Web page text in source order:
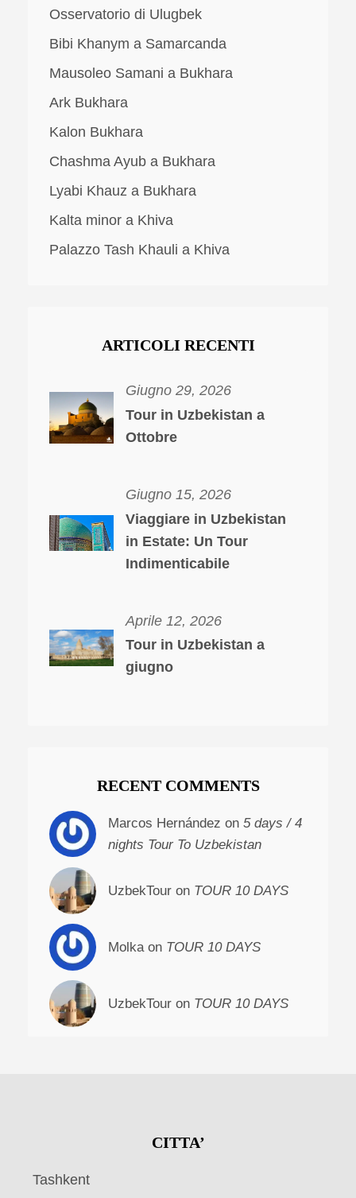
Osservatorio di Ulugbek
Bibi Khanym a Samarcanda
Mausoleo Samani a Bukhara
Ark Bukhara
Kalon Bukhara
Chashma Ayub a Bukhara
Lyabi Khauz a Bukhara
Kalta minor a Khiva
Palazzo Tash Khauli a Khiva
ARTICOLI RECENTI
Giugno 29, 2026
Tour in Uzbekistan a
Ottobre
Giugno 15, 2026
Viaggiare in Uzbekistan
in Estate: Un Tour
Indimenticabile
Aprile 12, 2026
Tour in Uzbekistan a
giugno
RECENT COMMENTS
Marcos Hernández on 5 days / 4
nights Tour To Uzbekistan
UzbekTour on TOUR 10 DAYS
Molka on TOUR 10 DAYS
UzbekTour on TOUR 10 DAYS
CITTA’
Tashkent